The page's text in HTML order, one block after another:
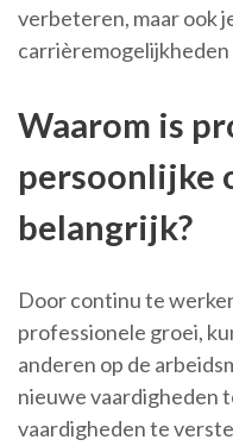
verbeteren, maar ook
Waarom is
persoonlijke
belangrijk?
Door continu te
professionele groei,
anderen op de
nieuwe vaardigheden
vaardigheden te